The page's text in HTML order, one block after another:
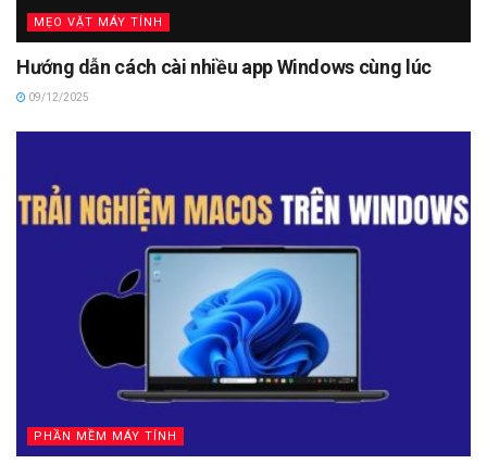
MẸO VẶT MÁY TÍNH
Hướng dẫn cách cài nhiều app Windows cùng lúc
09/12/2025
PHẦN MỀM MÁY TÍNH